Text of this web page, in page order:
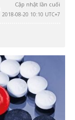
Cập nhật lần cuối
2018-08-20 10:10 UTC+7